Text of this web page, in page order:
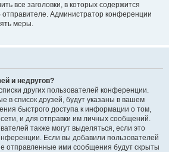
все заголовки, в которых содержится
Администратор конференции
меры.
и недругов?
других пользователей конференции.
в список друзей, будут указаны в вашем
быстрого доступа к информации о том,
и для отправки им личных сообщений.
также могут выделяться, если это
Если вы добавили пользователей
отправленные ими сообщения будут скрыты